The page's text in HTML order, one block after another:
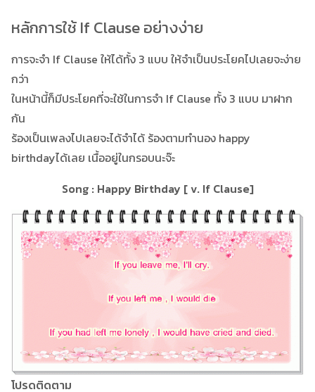
หลักการใช้ If Clause อย่างง่าย
การจะจำ If Clause ให้ได้ทั้ง 3 แบบ ให้จำเป็นประโยคไปเลยจะง่าย
กว่า
ในหน้านี้ก็มีประโยคที่จะใช้ในการจำ If Clause ทั้ง 3 แบบ มาฝาก
กัน
ร้องเป็นเพลงไปเลยจะได้จำได้ ร้องตามทำนอง happy
birthdayได้เลย เนื้ออยู่ในกรอบนะจ๊ะ
Song : Happy Birthday [ v. If Clause]
โปรดติดตาม